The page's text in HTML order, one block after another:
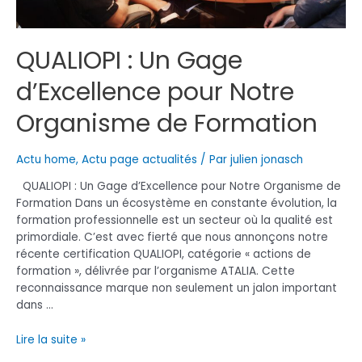
QUALIOPI : Un Gage
d’Excellence pour Notre
Organisme de Formation
Actu home, Actu page actualités / Par julien jonasch
QUALIOPI : Un Gage d’Excellence pour Notre Organisme de
Formation Dans un écosystème en constante évolution, la
formation professionnelle est un secteur où la qualité est
primordiale. C’est avec fierté que nous annonçons notre
récente certification QUALIOPI, catégorie « actions de
formation », délivrée par l’organisme ATALIA. Cette
reconnaissance marque non seulement un jalon important
dans …
QUALIOPI
Lire la suite »